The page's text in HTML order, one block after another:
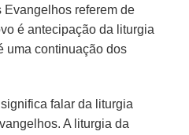
Evangelhos referem de
é antecipação da liturgia
uma continuação dos
falar da liturgia
A liturgia da